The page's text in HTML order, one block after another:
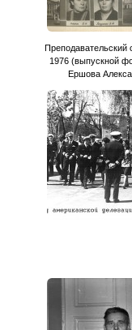
Преподавательский
1976 (выпускной
Ершова